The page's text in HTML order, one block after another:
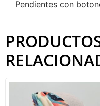
Pendientes con